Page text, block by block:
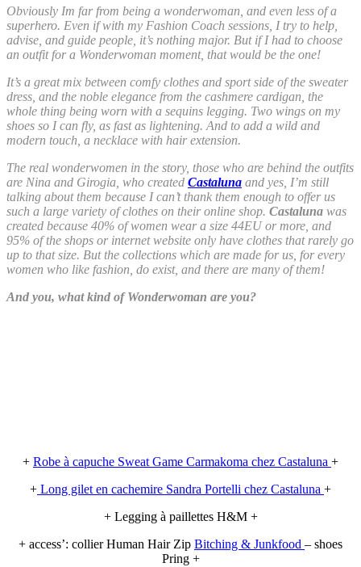
Obviously Im far from being a wonderwoman, and even less of a
superhero. Even if with my Fashion Coach sessions, I try to help,
advise, and guide people, it’s nothing major. But if I had to choose
an outfit for a Wonderwoman moment, that would be the one!
It’s a great mix between comfy clothes and sport side of the sweater
dress, and the noble elegance from the cashmere cardigan, the
whole thing being worn with a sequins legging. Two wings on my
shoes so I can fly, as fast as lightening. And to add a wild and
modern touch, a necklace with hair extension.
The real wonderwomen in the story, those who are behind the outfits
are Nina and Girogia, who created Castaluna and yes, I’m still
talking about them because I can’t thank them enough to offer us
such a large variety of clothes on their online shop. Castaluna was
created because 40% of women wear a size 44EU or more, and
95% of the shops or internet website only have clothes that rarely go
up to that size. But the collections which are made for us, for every
women who like fashion, do exist, and there are many of them!
And you, what kind of Wonderwoman are you?
+ Robe à capuche Sweat Game Carmakoma chez Castaluna +
+ Long gilet en cachemire Sandra Portelli chez Castaluna +
+ Legging à paillettes H&M +
+ access’: collier Human Hair Zip Bitching & Junkfood – shoes
Pring +